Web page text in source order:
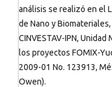
análisis se realizó en el
de Nano y
CINVESTAV-IPN,
los proyectos FOMIX-
2009-01 No. 123913,
Owen).